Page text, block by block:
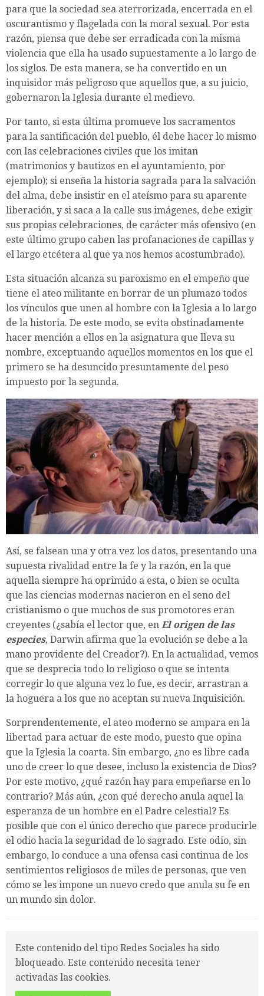
para que la sociedad sea aterrorizada, encerrada en el
oscurantismo y flagelada con la moral sexual. Por esta
razón, piensa que debe ser erradicada con la misma
violencia que ella ha usado supuestamente a lo largo de
los siglos. De esta manera, se ha convertido en un
inquisidor más peligroso que aquellos que, a su juicio,
gobernaron la Iglesia durante el medievo.
Por tanto, si esta última promueve los sacramentos
para la santificación del pueblo, él debe hacer lo mismo
con las celebraciones civiles que los imitan
(matrimonios y bautizos en el ayuntamiento, por
ejemplo); si enseña la historia sagrada para la salvación
del alma, debe insistir en el ateísmo para su aparente
liberación, y si saca a la calle sus imágenes, debe exigir
sus propias celebraciones, de carácter más ofensivo (en
este último grupo caben las profanaciones de capillas y
el largo etcétera al que ya nos hemos acostumbrado).
Esta situación alcanza su paroxismo en el empeño que
tiene el ateo militante en borrar de un plumazo todos
los vínculos que unen al hombre con la Iglesia a lo largo
de la historia. De este modo, se evita obstinadamente
hacer mención a ellos en la asignatura que lleva su
nombre, exceptuando aquellos momentos en los que el
primero se ha desuncido presuntamente del peso
impuesto por la segunda.
Así, se falsean una y otra vez los datos, presentando una
supuesta rivalidad entre la fe y la razón, en la que
aquella siempre ha oprimido a esta, o bien se oculta
que las ciencias modernas nacieron en el seno del
cristianismo o que muchos de sus promotores eran
creyentes (¿sabía el lector que, en El origen de las
especies, Darwin afirma que la evolución se debe a la
mano providente del Creador?). En la actualidad, vemos
que se desprecia todo lo religioso o que se intenta
corregir lo que alguna vez lo fue, es decir, arrastran a
la hoguera a los que no aceptan su nueva Inquisición.
Sorprendentemente, el ateo moderno se ampara en la
libertad para actuar de este modo, puesto que opina
que la Iglesia la coarta. Sin embargo, ¿no es libre cada
uno de creer lo que desee, incluso la existencia de Dios?
Por este motivo, ¿qué razón hay para empeñarse en lo
contrario? Más aún, ¿con qué derecho anula aquel la
esperanza de un hombre en el Padre celestial? Es
posible que con el único derecho que parece producirle
el odio hacia la seguridad de lo sagrado. Este odio, sin
embargo, lo conduce a una ofensa casi continua de los
sentimientos religiosos de miles de personas, que ven
cómo se les impone un nuevo credo que anula su fe en
un mundo sin dolor.
Este contenido del tipo Redes Sociales ha sido
bloqueado. Este contenido necesita tener
activadas las cookies.